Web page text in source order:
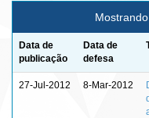
Data de
publicação
Data de
defesa
27-Jul-2012 8-Mar-2012